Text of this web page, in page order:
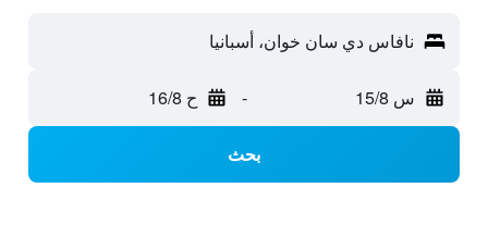
نافاس دي سان خوان، أسبانيا
س 15/8 - ح 16/8
بحث